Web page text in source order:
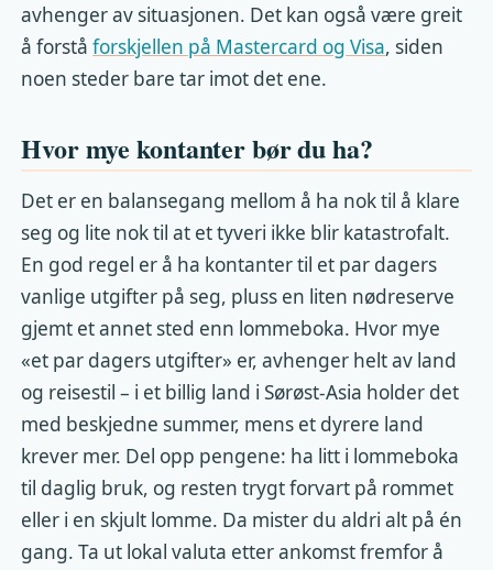
avhenger av situasjonen. Det kan også være greit
å forståforskjellen på Mastercard og Visa, siden
noen steder bare tar imot det ene.
Hvor mye kontanter bør du ha?
Det er en balansegang mellom å ha nok til å klare
seg og lite nok til at et tyveri ikke blir katastrofalt.
En god regel er å ha kontanter til et par dagers
vanlige utgifter på seg, pluss en liten nødreserve
gjemt et annet sted enn lommeboka. Hvor mye
«et par dagers utgifter» er, avhenger helt av land
og reisestil – i et billig land i Sørøst-Asia holder det
med beskjedne summer, mens et dyrere land
krever mer. Del opp pengene: ha litt i lommeboka
til daglig bruk, og resten trygt forvart på rommet
eller i en skjult lomme. Da mister du aldri alt på én
gang. Ta ut lokal valuta etter ankomst fremfor å